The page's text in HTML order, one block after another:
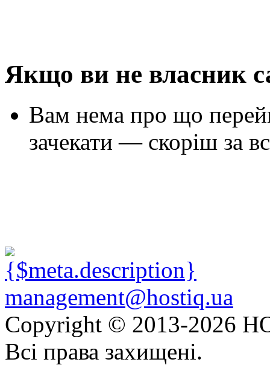
Якщо ви не власник
Вам нема про що
зачекати — скоріш за
management@hostiq.ua
Copyright © 2013-2026
Всі права захищені.